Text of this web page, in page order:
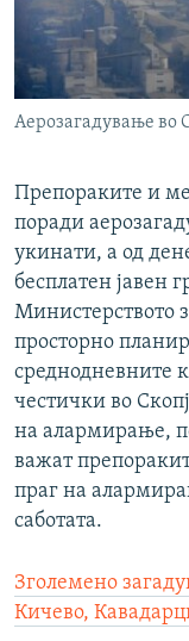
РСЕ веб
Аерозагадување во
Препораките и
поради
укинати, а од
бесплатен јавен
Министерството
просторно
среднодневните
честички во
на алармирање,
важат
праг на
саботата.
Зголемено
Кичево,